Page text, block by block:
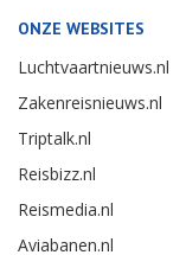
ONZE WEBSITES
Luchtvaartnieuws.nl
Zakenreisnieuws.nl
Triptalk.nl
Reisbizz.nl
Reismedia.nl
Aviabanen.nl